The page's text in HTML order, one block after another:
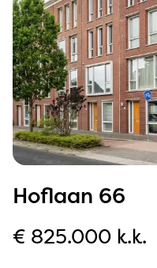
Hoflaan 66
€ 825.000 k.k.